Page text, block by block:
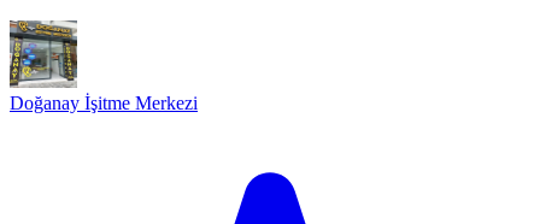
Doğanay İşitme Merkezi